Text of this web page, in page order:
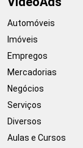
Automóveis
Imóveis
Empregos
Mercadorias
Negócios
Serviços
Diversos
Aulas e Cursos